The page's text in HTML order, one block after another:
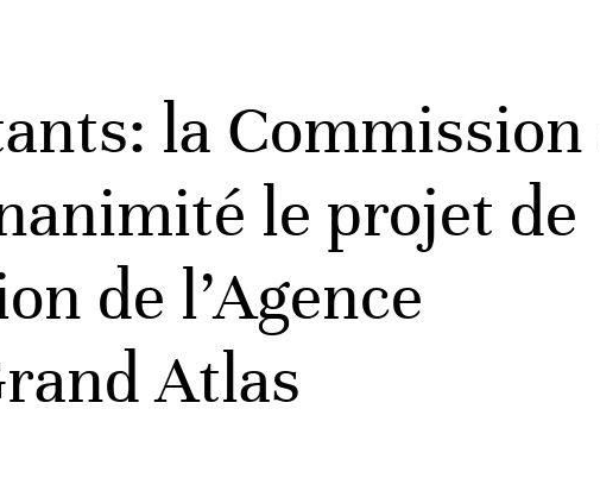
la Commission
le projet de
de l’Agence
Atlas